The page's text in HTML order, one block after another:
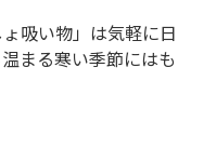
吸い物」は気軽に日
まる寒い季節にはも